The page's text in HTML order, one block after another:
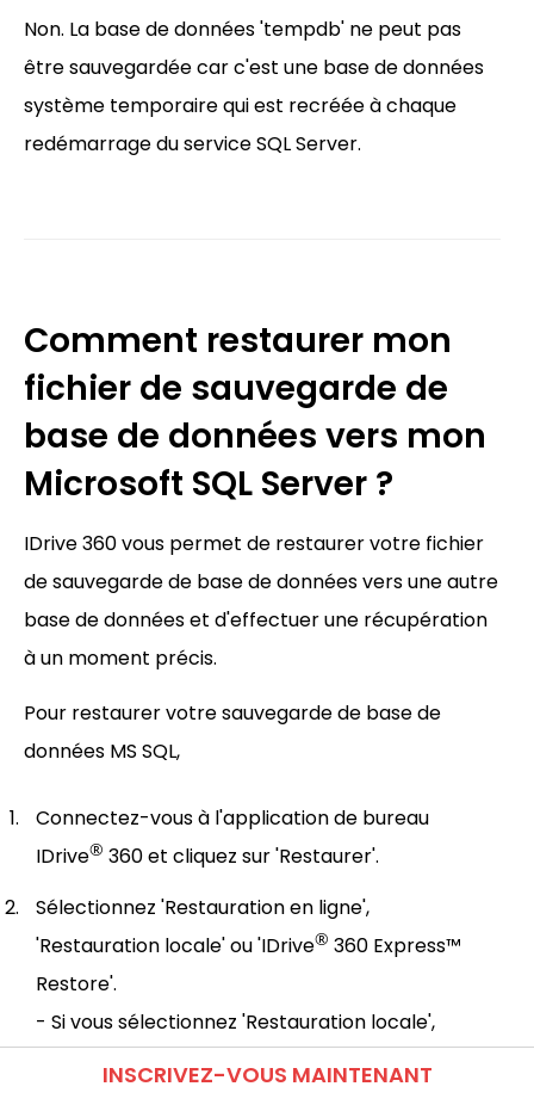
Non. La base de données 'tempdb' ne peut pas
être sauvegardée car c'est une base de données
système temporaire qui est recréée à chaque
redémarrage du service SQL Server.
Comment restaurer mon
fichier de sauvegarde de
base de données vers mon
Microsoft SQL Server ?
IDrive 360 vous permet de restaurer votre fichier
de sauvegarde de base de données vers une autre
base de données et d'effectuer une récupération
à un moment précis.
Pour restaurer votre sauvegarde de base de
données MS SQL,
Connectez-vous à l'application de bureau
IDrive® 360 et cliquez sur 'Restaurer'.
Sélectionnez 'Restauration en ligne',
'Restauration locale' ou 'IDrive® 360 Express™
Restore'.
- Si vous sélectionnez 'Restauration locale',
INSCRIVEZ-VOUS MAINTENANT